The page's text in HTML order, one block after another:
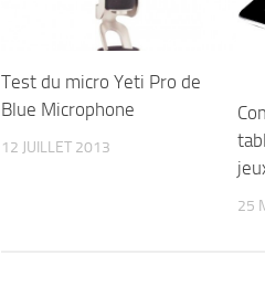
Test du micro Yeti Pro de
Blue Microphone
12 JUILLET 2013
25